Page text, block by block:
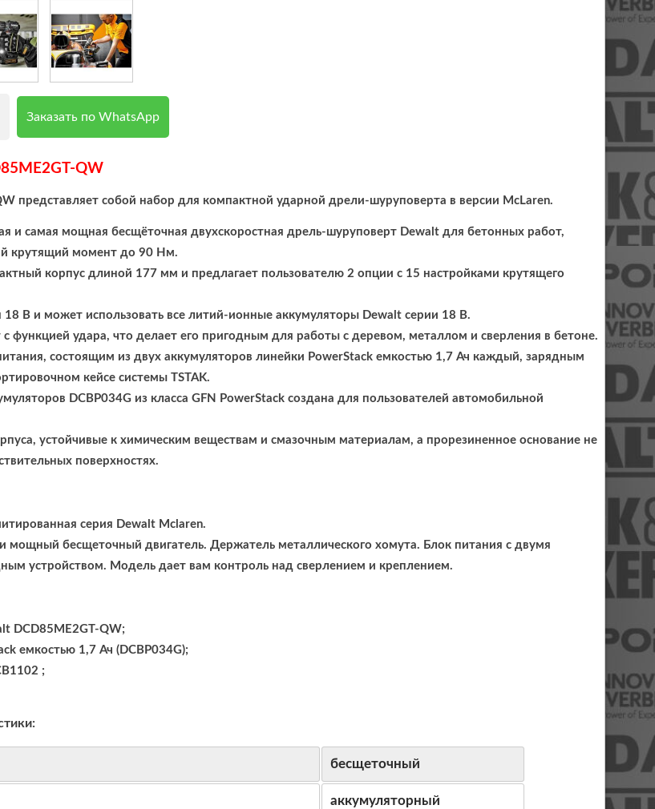
Заказать по WhatsApp
QW
представляет собой набор для компактной ударной дрели-шуруповерта в версии McLaren.
и самая мощная бесщёточная двухскоростная дрель-шуруповерт Dewalt для бетонных работ,
крутящий момент до 90 Нм.
корпус длиной 177 мм и предлагает пользователю 2 опции с 15 настройками крутящего
18 В и может использовать все литий-ионные аккумуляторы Dewalt серии 18 В.
функцией удара, что делает его пригодным для работы с деревом, металлом и сверления в бетоне.
состоящим из двух аккумуляторов линейки PowerStack емкостью 1,7 Ач каждый, зарядным
кейсе системы TSTAK.
DCBP034G из класса GFN PowerStack создана для пользователей автомобильной
устойчивые к химическим веществам и смазочным материалам, а прорезиненное основание не
поверхностях.
серия Dewalt Mclaren.
бесщеточный двигатель. Держатель металлического хомута. Блок питания с двумя
устройством. Модель дает вам контроль над сверлением и креплением.
DCD85ME2GT-QW;
емкостью 1,7 Ач (DCBP034G);
;
бесщеточный
аккумуляторный